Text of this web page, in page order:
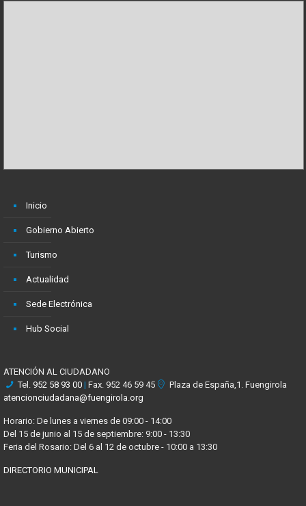
Inicio
Gobierno Abierto
Turismo
Actualidad
Sede Electrónica
Hub Social
ATENCIÓN AL CIUDADANO
Tel. 952 58 93 00 | Fax. 952 46 59 45
Plaza de España,1. Fuengirola
atencionciudadana@fuengirola.org
Horario: De lunes a viernes de 09:00 - 14:00
Del 15 de junio al 15 de septiembre: 9:00 - 13:30
Feria del Rosario: Del 6 al 12 de octubre - 10:00 a 13:30
DIRECTORIO MUNICIPAL